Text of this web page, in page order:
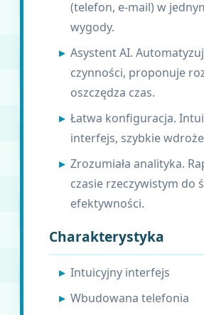
(telefon, e-mail) w
wygody.
Asystent AI.
czynności, proponuje
oszczędza czas.
Łatwa konfiguracja.
interfejs, szybkie
Zrozumiała analityka.
czasie rzeczywistym do
efektywności.
Charakterystyka
Intuicyjny interfejs
Wbudowana telefonia